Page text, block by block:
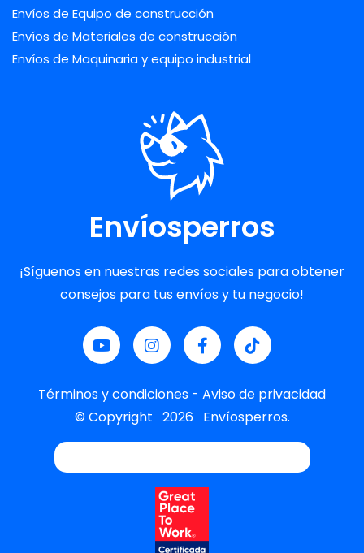
Envíos de Equipo de construcción
Envíos de Materiales de construcción
Envíos de Maquinaria y equipo industrial
Envíosperros
¡Síguenos en nuestras redes sociales para obtener
consejos para tus envíos y tu negocio!
Términos y condiciones - Aviso de privacidad
© Copyright 2026 Envíosperros.